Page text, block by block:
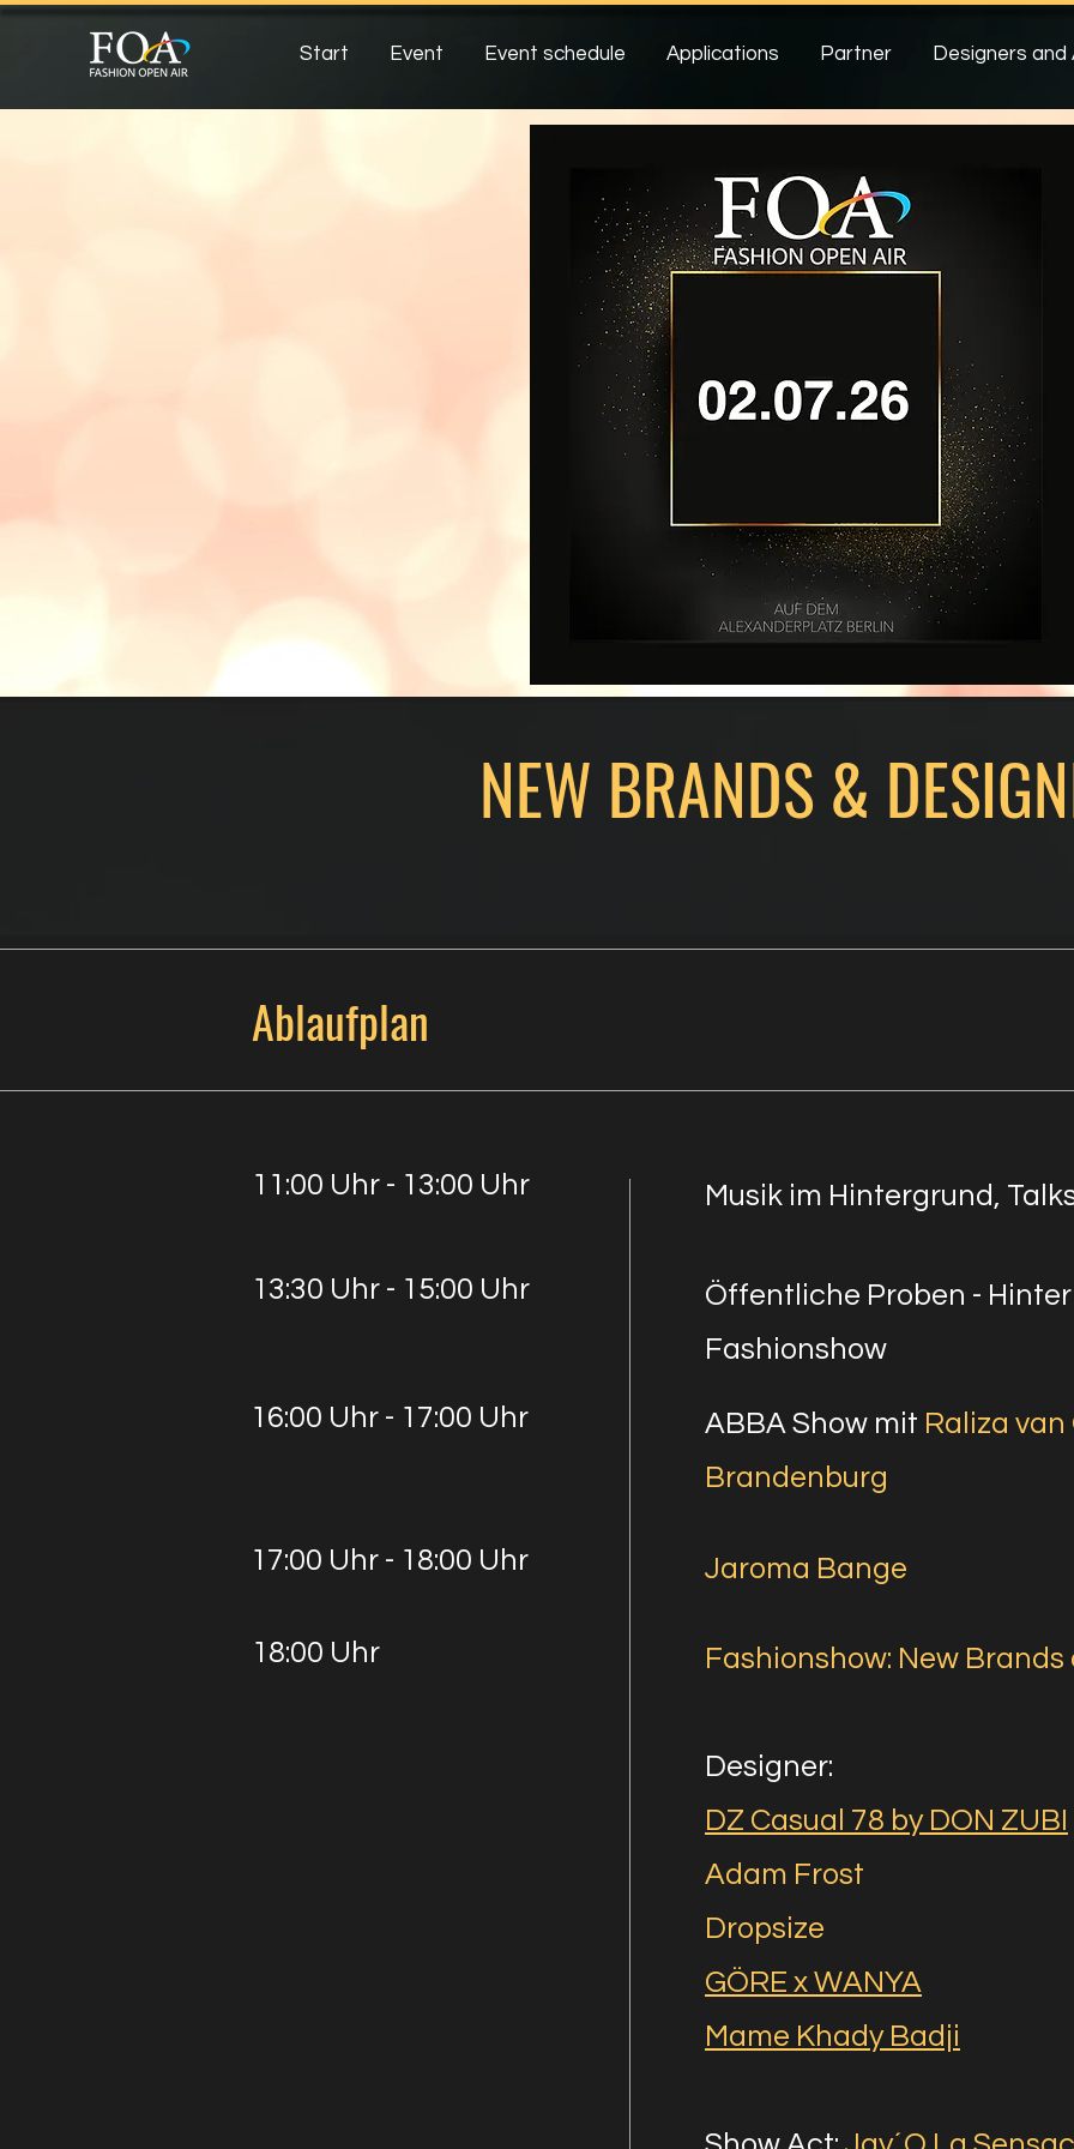
Start Event Event schedule Applications Partner Designers
NEW BRANDS &
Ablaufplan
11:00 Uhr - 13:00 Uhr
13:30 Uhr - 15:00 Uhr
17:00 Uhr - 18:00 Uhr
16:00 Uhr - 17:00 Uhr
18:00 Uhr
Musik im Hintergrund,
Öffentliche Proben -
Fashionshow
ABBA Show mit Raliza
Brandenburg
Jaroma Bange
Fashionshow: New
Designer:
DZ Casual 78 by DON ZUBI
Adam Frost
Dropsize
GÖRE x WANYA
Mame Khady Badji